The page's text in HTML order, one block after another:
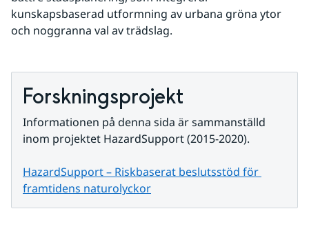
kunskapsbaserad utformning av urbana gröna ytor
och noggranna val av trädslag.
Forskningsprojekt
Informationen på denna sida är sammanställd
inom projektet HazardSupport (2015-2020).
HazardSupport – Riskbaserat beslutsstöd för
framtidens naturolyckor